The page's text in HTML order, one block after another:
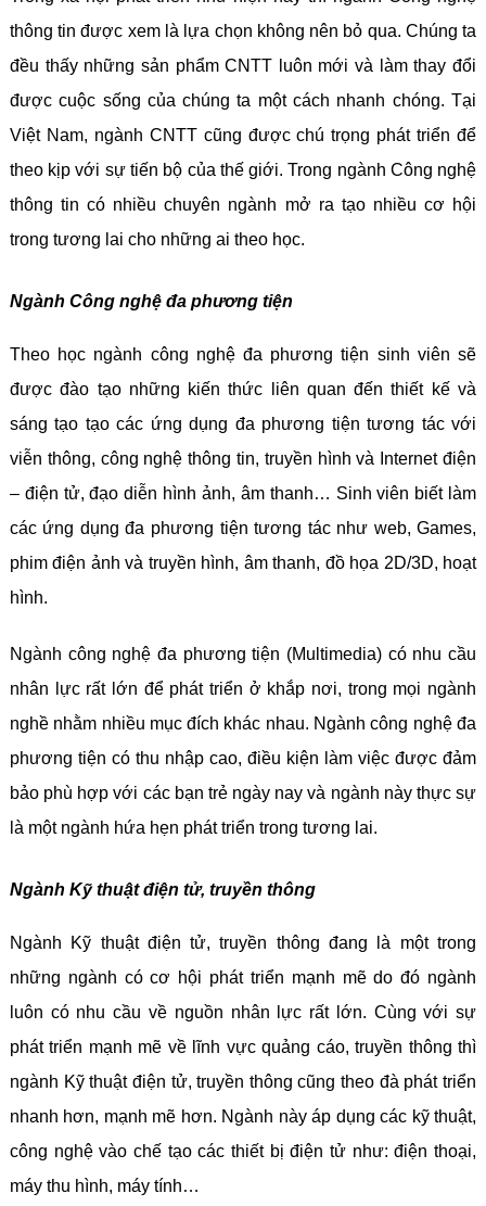
thông tin được xem là lựa chọn không nên bỏ qua. Chúng ta
đều thấy những sản phẩm CNTT luôn mới và làm thay đổi
được cuộc sống của chúng ta một cách nhanh chóng. Tại
Việt Nam, ngành CNTT cũng được chú trọng phát triển để
theo kịp với sự tiến bộ của thế giới. Trong ngành Công nghệ
thông tin có nhiều chuyên ngành mở ra tạo nhiều cơ hội
trong tương lai cho những ai theo học.
Ngành Công nghệ đa phương tiện
Theo học ngành công nghệ đa phương tiện sinh viên sẽ
được đào tạo những kiến thức liên quan đến thiết kế và
sáng tạo tạo các ứng dụng đa phương tiện tương tác với
viễn thông, công nghệ thông tin, truyền hình và Internet điện
– điện tử, đạo diễn hình ảnh, âm thanh… Sinh viên biết làm
các ứng dụng đa phương tiện tương tác như web, Games,
phim điện ảnh và truyền hình, âm thanh, đồ họa 2D/3D, hoạt
hình.
Ngành công nghệ đa phương tiện (Multimedia) có nhu cầu
nhân lực rất lớn để phát triển ở khắp nơi, trong mọi ngành
nghề nhằm nhiều mục đích khác nhau. Ngành công nghệ đa
phương tiện có thu nhập cao, điều kiện làm việc được đảm
bảo phù hợp với các bạn trẻ ngày nay và ngành này thực sự
là một ngành hứa hẹn phát triển trong tương lai.
Ngành Kỹ thuật điện tử, truyền thông
Ngành Kỹ thuật điện tử, truyền thông đang là một trong
những ngành có cơ hội phát triển mạnh mẽ do đó ngành
luôn có nhu cầu về nguồn nhân lực rất lớn. Cùng với sự
phát triển mạnh mẽ về lĩnh vực quảng cáo, truyền thông thì
ngành Kỹ thuật điện tử, truyền thông cũng theo đà phát triển
nhanh hơn, mạnh mẽ hơn. Ngành này áp dụng các kỹ thuật,
công nghệ vào chế tạo các thiết bị điện tử như: điện thoại,
máy thu hình, máy tính…